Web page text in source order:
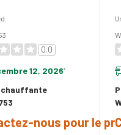
0.0
12, 2026*
chauffante
nous pour le